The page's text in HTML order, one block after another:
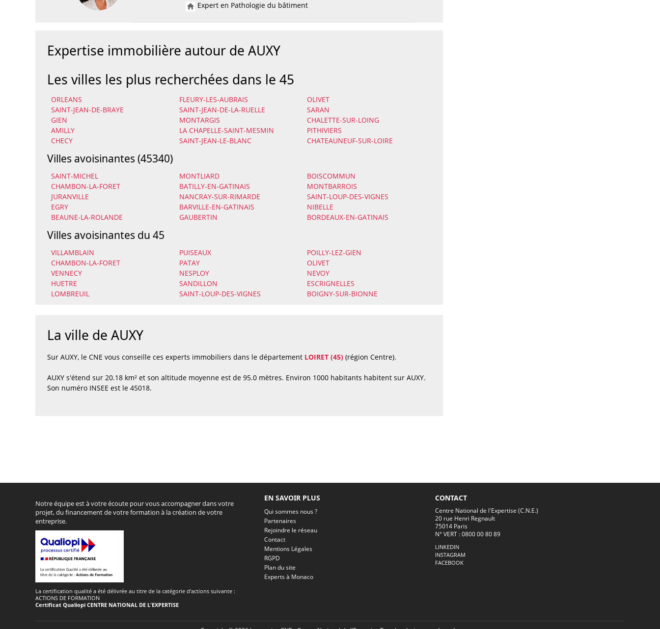
Expert en Pathologie du bâtiment
Expertise immobilière autour de AUXY
Les villes les plus recherchées dans le 45
ORLEANS FLEURY-LES-AUBRAIS
OLIVET
SAINT-JEAN-DE-BRAYE
SAINT-JEAN-DE-LA-RUELLE
SARAN
GIEN
MONTARGIS
CHALETTE-SUR-LOING
AMILLY
LA CHAPELLE-SAINT-MESMIN
PITHIVIERS
CHECY
SAINT-JEAN-LE-BLANC CHATEAUNEUF-SUR-LOIRE
Villes avoisinantes (45340)
SAINT-MICHEL MONTLIARD
BOISCOMMUN
CHAMBON-LA-FORET
BATILLY-EN-GATINAIS
MONTBARROIS
JURANVILLE
NANCRAY-SUR-RIMARDE
SAINT-LOUP-DES-VIGNES
EGRY
BARVILLE-EN-GATINAIS
NIBELLE
BEAUNE-LA-ROLANDE
GAUBERTIN BORDEAUX-EN-GATINAIS
Villes avoisinantes du 45
VILLAMBLAIN PUISEAUX
POILLY-LEZ-GIEN
CHAMBON-LA-FORET
PATAY
OLIVET
VENNECY
NESPLOY
NEVOY
HUETRE
SANDILLON
ESCRIGNELLES
LOMBREUIL
SAINT-LOUP-DES-VIGNES BOIGNY-SUR-BIONNE
La ville de AUXY
Sur AUXY, le CNE vous conseille ces experts immobiliers dans le département LOIRET (45) (région Centre).
AUXY s'étend sur 20.18 km² et son altitude moyenne est de 95.0 mètres. Environ 1000 habitants habitent sur AUXY.
Son numéro INSEE est le 45018.
Notre équipe est à votre écoute pour vous accompagner dans votre
projet, du financement de votre formation à la création de votre
entreprise.
La certification qualité a été délivrée au titre de la catégorie d'actions suivante :
ACTIONS DE FORMATION
Certificat Qualiopi CENTRE NATIONAL DE L'EXPERTISE
EN SAVOIR PLUS
Qui sommes nous ?
Partenaires
Rejoindre le réseau
Contact
Mentions Légales
RGPD
Plan du site
Experts à Monaco
CONTACT
Centre National de l'Expertise (C.N.E.)
20 rue Henri Regnault
75014 Paris
N° VERT : 0800 00 80 89
LINKEDIN
INSTAGRAM
FACEBOOK